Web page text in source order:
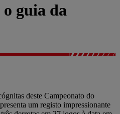
guia da
deste Campeonato do
um registo impressionante